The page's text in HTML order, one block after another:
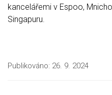
kancelářemi v Espoo,
Singapuru.
Publikováno: 26. 9. 2024